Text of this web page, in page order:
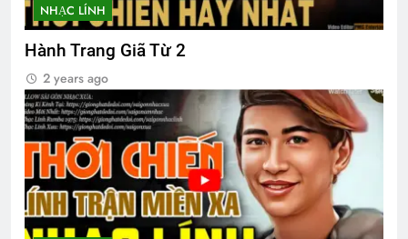
Vietnam War
2 Years Ago
Mùa Xuân Tình Yêu
Album 2
3 Years Ago
Tạ ơn đời
3 Years Ago
TÌNH YÊU & HOÀN CẢNH
3 Years Ago
NHẠC LÍNH
Hành Trang Giã Từ 2
2 years ago